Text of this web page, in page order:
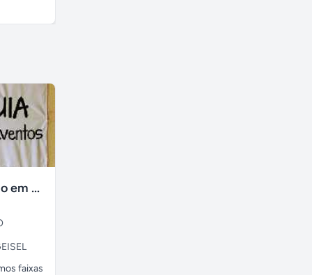
faixas no tecido em ate 24H
faixas